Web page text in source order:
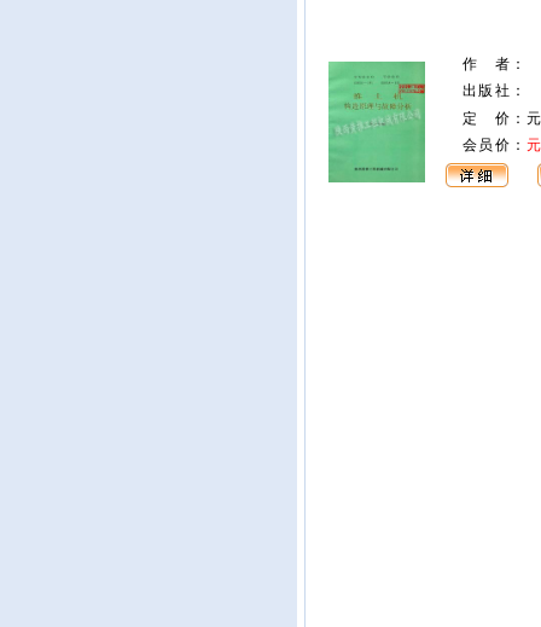
作 者 ：
出版社 ：
定 价：
会员价：